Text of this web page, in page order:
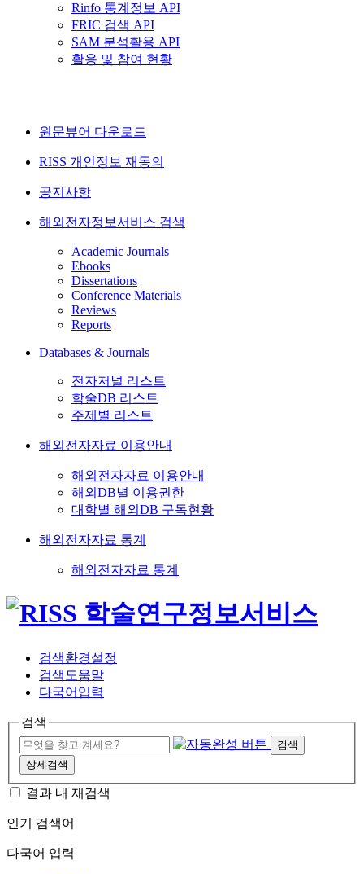
Rinfo 통계정보 API
FRIC 검색 API
SAM 분석활용 API
활용 및 참여 현황
원문뷰어 다운로드
RISS 개인정보 재동의
공지사항
해외전자정보서비스 검색
Academic Journals
Ebooks
Dissertations
Conference Materials
Reviews
Reports
Databases & Journals
전자저널 리스트
학술DB 리스트
주제별 리스트
해외전자자료 이용안내
해외전자자료 이용안내
해외DB별 이용권한
대학별 해외DB 구독현황
해외전자자료 통계
해외전자자료 통계
검색환경설정
검색도움말
다국어입력
검색
검색
상세검색
결과 내 재검색
인기 검색어
다국어 입력